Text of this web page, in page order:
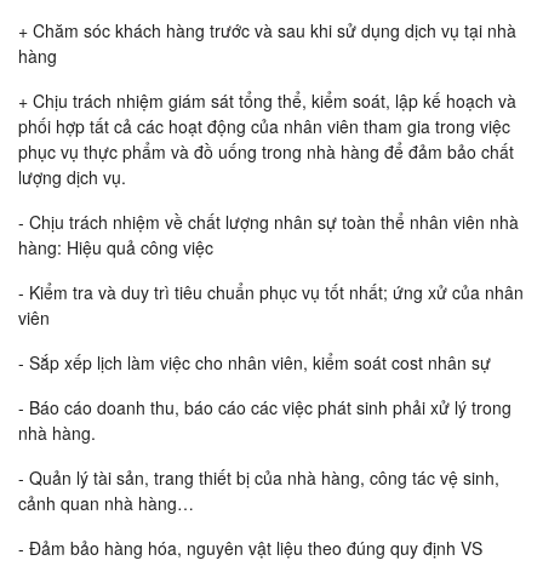
+ Chăm sóc khách hàng trước và sau khi sử dụng dịch vụ tại nhà
hàng
+ Chịu trách nhiệm giám sát tổng thể, kiểm soát, lập kế hoạch và
phối hợp tất cả các hoạt động của nhân viên tham gia trong việc
phục vụ thực phẩm và đồ uống trong nhà hàng để đảm bảo chất
lượng dịch vụ.
- Chịu trách nhiệm về chất lượng nhân sự toàn thể nhân viên nhà
hàng: Hiệu quả công việc
- Kiểm tra và duy trì tiêu chuẩn phục vụ tốt nhất; ứng xử của nhân
viên
- Sắp xếp lịch làm việc cho nhân viên, kiểm soát cost nhân sự
- Báo cáo doanh thu, báo cáo các việc phát sinh phải xử lý trong
nhà hàng.
- Quản lý tài sản, trang thiết bị của nhà hàng, công tác vệ sinh,
cảnh quan nhà hàng…
- Đảm bảo hàng hóa, nguyên vật liệu theo đúng quy định VS